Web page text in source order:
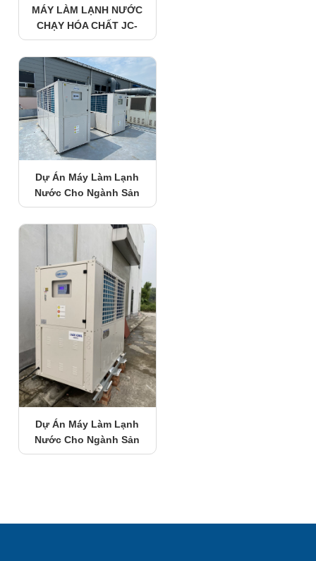
MÁY LÀM LẠNH NƯỚC
CHẠY HÓA CHẤT JC-
50FBX1/GIÓ GIẢI NHIỆT(
50HP) JADECOOL
Dự Án Máy Làm Lạnh
Nước Cho Ngành Sản
Xuất Nhựa JADE COOL-
JC.40FBX1(40HP)
Dự Án Máy Làm Lạnh
Nước Cho Ngành Sản
Xuất Nhựa JADE COOL-